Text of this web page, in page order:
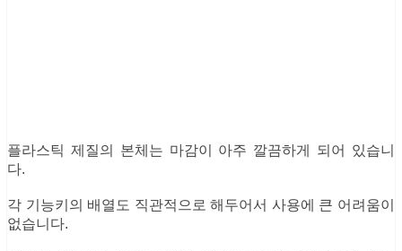
플라스틱 제질의 본체는 마감이 아주 깔끔하게 되어 있습니
다.
각 기능키의 배열도 직관적으로 해두어서 사용에 큰 어려움이
없습니다.